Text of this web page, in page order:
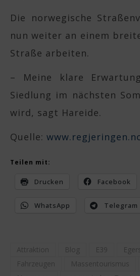
Die norwegische
nun weiter an einem
Straße arbeiten.
– Meine klare
Siedlung im nächsten
wird, sagt Hareide.
Quelle:
Teilen mit:
Drucken Facebook
WhatsApp Telegram
Attraktion Blog E39
Fahrzeugen
Massentourismus